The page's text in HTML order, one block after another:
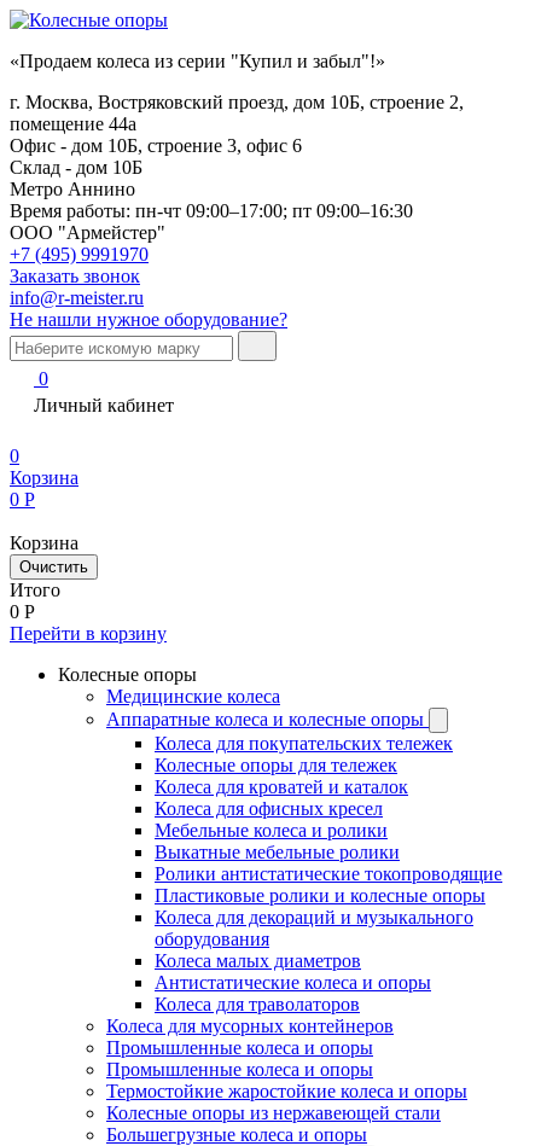
«Продаем колеса из серии "Купил и забыл"!»
г. Москва, Востряковский проезд, дом 10Б, строение 2,
помещение 44а
Офис - дом 10Б, строение 3, офис 6
Склад - дом 10Б
Метро Аннино
Время работы: пн-чт 09:00–17:00; пт 09:00–16:30
ООО "Армейстер"
+7 (495) 9991970
Заказать звонок
info@r-meister.ru
Не нашли нужное оборудование?
0
Личный кабинет
0
Корзина
0 Р
Корзина
Очистить
Итого
0 Р
Перейти в корзину
Колесные опоры
Медицинские колеса
Аппаратные колеса и колесные опоры
Колеса для покупательских тележек
Колесные опоры для тележек
Колеса для кроватей и каталок
Колеса для офисных кресел
Мебельные колеса и ролики
Выкатные мебельные ролики
Ролики антистатические токопроводящие
Пластиковые ролики и колесные опоры
Колеса для декораций и музыкального
оборудования
Колеса малых диаметров
Антистатические колеса и опоры
Колеса для траволаторов
Колеса для мусорных контейнеров
Промышленные колеса и опоры
Промышленные колеса и опоры
Термостойкие жаростойкие колеса и опоры
Колесные опоры из нержавеющей стали
Большегрузные колеса и опоры